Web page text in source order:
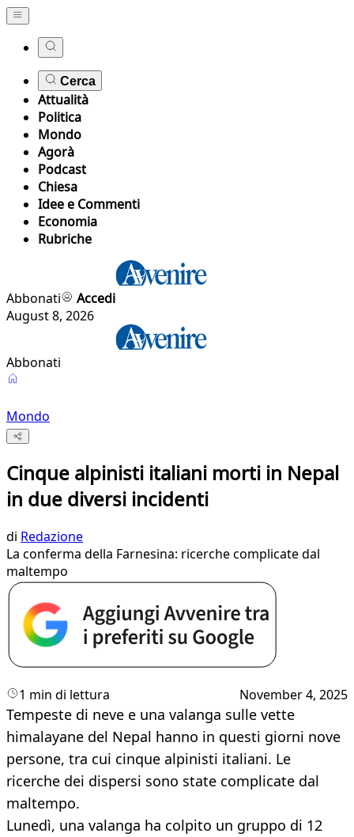
Cerca
Attualità
Politica
Mondo
Agorà
Podcast
Chiesa
Idee e Commenti
Economia
Rubriche
Abbonati
Accedi
August 8, 2026
Abbonati
Mondo
Cinque alpinisti italiani morti in Nepal
in due diversi incidenti
di Redazione
La conferma della Farnesina: ricerche complicate dal
maltempo
1 min di lettura November 4, 2025
Tempeste di neve e una valanga sulle vette
himalayane del Nepal hanno in questi giorni nove
persone, tra cui cinque alpinisti italiani. Le
ricerche dei dispersi sono state complicate dal
maltempo.
Lunedì, una valanga ha colpito un gruppo di 12